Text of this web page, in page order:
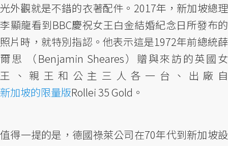
光外觀就是不錯的衣著配件。2017年，新加坡總理
李顯龍看到BBC慶祝女王白金結婚紀念日所發布的
照片時，就特別指認。他表示這是1972年前總統薛
爾思 （Benjamin Sheares）贈與來訪的英國女
王、親王和公主三人各一台、出廠自
新加坡的限量版Rollei 35 Gold。
值得一提的是，德國祿萊公司在70年代到新加坡設